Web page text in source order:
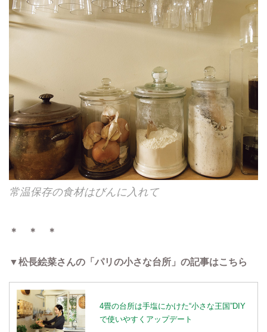
常温保存の食材はびんに入れて
＊ ＊ ＊
▼松長絵菜さんの「パリの小さな台所」の記事はこちら
4畳の台所は手塩にかけた“小さな王国”DIY
で使いやすくアップデート